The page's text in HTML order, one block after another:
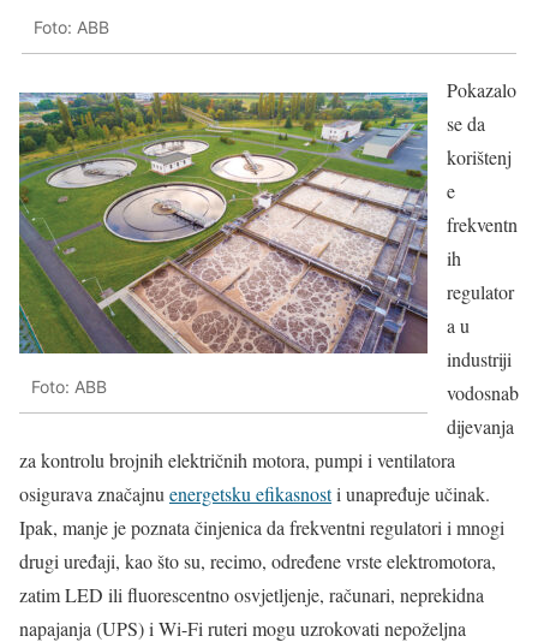
Foto: ABB
Foto: ABB
Pokazalo
se da
korištenj
e
frekventn
ih
regulator
a u
industriji
vodosnab
dijevanja
za kontrolu brojnih električnih motora, pumpi i ventilatora
osigurava značajnu energetsku efikasnosti unapređuje učinak.
Ipak, manje je poznata činjenica da frekventni regulatori i mnogi
drugi uređaji, kao što su, recimo, određene vrste elektromotora,
zatim LED ili fluorescentno osvjetljenje, računari, neprekidna
napajanja (UPS) i Wi-Fi ruteri mogu uzrokovati nepoželjna